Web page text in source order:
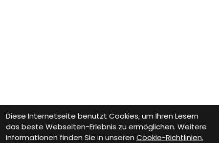
Diese Internetseite benutzt Cookies, um Ihren Lesern
das beste Webseiten-Erlebnis zu ermöglichen. Weitere
Informationen finden Sie in unseren Cookie-Richtlinien.